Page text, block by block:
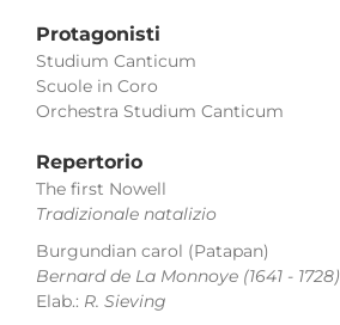
Protagonisti
Studium Canticum
Scuole in Coro
Orchestra Studium Canticum
Repertorio
The first Nowell
Tradizionale natalizio
Burgundian carol (Patapan)
Bernard de La Monnoye (1641 - 1728)
Elab.: R. Sieving